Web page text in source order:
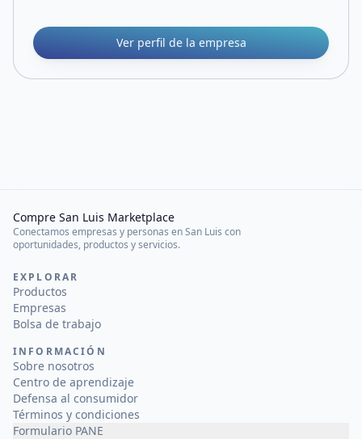
Ver perfil de la empresa
Compre San Luis Marketplace
Conectamos empresas y personas en San Luis con
oportunidades, productos y servicios.
EXPLORAR
Productos
Empresas
Bolsa de trabajo
INFORMACIÓN
Sobre nosotros
Centro de aprendizaje
Defensa al consumidor
Términos y condiciones
Formulario PANE